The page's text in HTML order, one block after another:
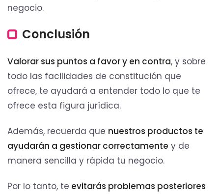
negocio.
Conclusión
Valorar sus puntos a favor y en contra, y sobre
todo las facilidades de constitución que
ofrece, te ayudará a entender todo lo que te
ofrece esta figura jurídica.
Además, recuerda que nuestros productos te
ayudarán a gestionar correctamente y de
manera sencilla y rápida tu negocio.
Por lo tanto, te evitarás problemas posteriores